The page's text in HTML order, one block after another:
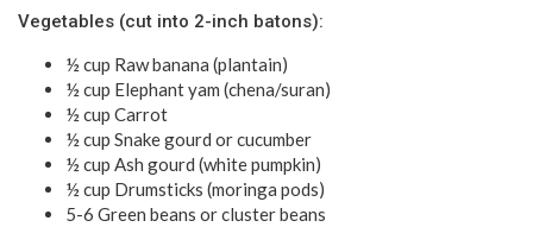
Vegetables (cut into 2-inch batons):
½ cup Raw banana (plantain)
½ cup Elephant yam (chena/suran)
½ cup Carrot
½ cup Snake gourd or cucumber
½ cup Ash gourd (white pumpkin)
½ cup Drumsticks (moringa pods)
5-6 Green beans or cluster beans